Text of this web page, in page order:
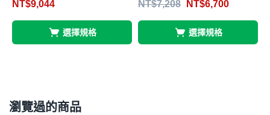
4.84
NT$9,044
選擇規格
4.85
NT$7,208 NT$6,700
選擇規格
瀏覽過的商品